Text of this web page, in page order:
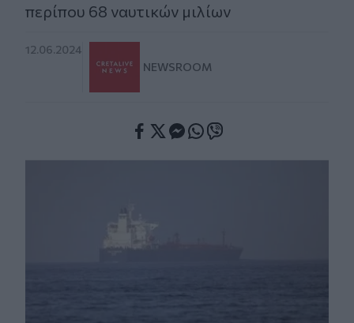
περίπου 68 ναυτικών μιλίων
12.06.2024
NEWSROOM